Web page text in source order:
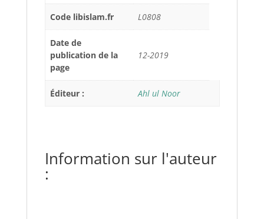
Code libislam.fr L0808
Date de
publication de la
page
12-2019
Éditeur : Ahl ul Noor
Information sur l'auteur
: